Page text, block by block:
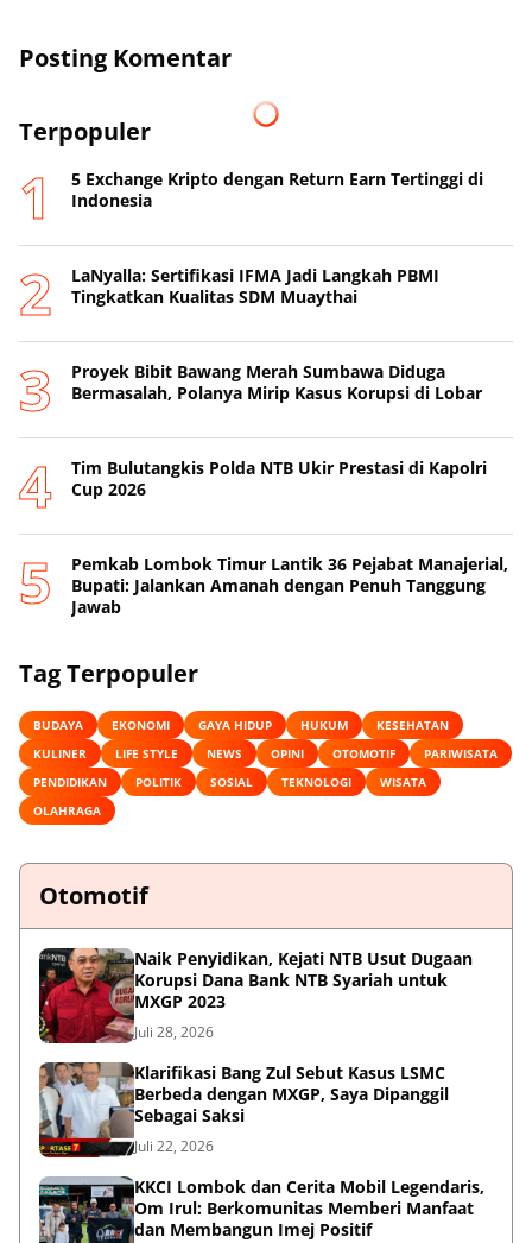
Posting Komentar
Terpopuler
5 Exchange Kripto dengan Return Earn Tertinggi di
Indonesia
LaNyalla: Sertifikasi IFMA Jadi Langkah PBMI
Tingkatkan Kualitas SDM Muaythai
Proyek Bibit Bawang Merah Sumbawa Diduga
Bermasalah, Polanya Mirip Kasus Korupsi di Lobar
Tim Bulutangkis Polda NTB Ukir Prestasi di Kapolri
Cup 2026
Pemkab Lombok Timur Lantik 36 Pejabat Manajerial,
Bupati: Jalankan Amanah dengan Penuh Tanggung
Jawab
Tag Terpopuler
BUDAYA EKONOMI GAYA HIDUP HUKUM
KESEHATAN
KULINER
LIFE STYLE NEWS OPINI OTOMOTIF
PARIWISATA
PENDIDIKAN
POLITIK SOSIAL TEKNOLOGI
WISATA
OLAHRAGA
Otomotif
Naik Penyidikan, Kejati NTB Usut Dugaan
Korupsi Dana Bank NTB Syariah untuk
MXGP 2023
Juli 28, 2026
Klarifikasi Bang Zul Sebut Kasus LSMC
Berbeda dengan MXGP, Saya Dipanggil
Sebagai Saksi
Juli 22, 2026
KKCI Lombok dan Cerita Mobil Legendaris,
Om Irul: Berkomunitas Memberi Manfaat
dan Membangun Imej Positif